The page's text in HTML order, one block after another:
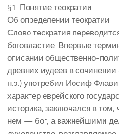
§1. Понятие теократии
Об определении теократии
Слово теократия
боговластие. Впервые
описании общественно-
древних иудеев в сочинении
н.э.) употребил Иосиф
характер еврейского
историка, заключался в
нем — бог, а важнейшими